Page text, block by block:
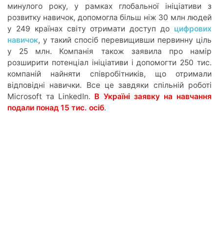
минулого року, у рамках глобальної ініціативи з
розвитку навичок, допомогла більш ніж 30 млн людей
у 249 країнах світу отримати доступ до цифрових
навичок, у такий спосіб перевищивши первинну ціль
у 25 млн. Компанія також заявила про намір
розширити потенціал ініціативи і допомогти 250 тис.
компаній найняти співробітників, що отримали
відповідні навички. Все це завдяки спільній роботі
Microsoft та LinkedIn. В Україні заявку на навчання
подали понад 15 тис. осіб.